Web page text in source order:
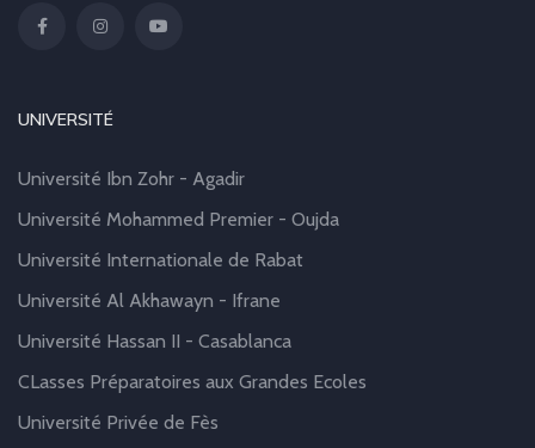
UNIVERSITÉ
Université Ibn Zohr - Agadir
Université Mohammed Premier - Oujda
Université Internationale de Rabat
Université Al Akhawayn - Ifrane
Université Hassan II - Casablanca
CLasses Préparatoires aux Grandes Ecoles
Université Privée de Fès